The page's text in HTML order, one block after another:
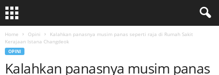
Home Opini
Kalahkan panasnya musim panas seperti raja di Rumah Sakit
Kerajaan Istana Changdeok
OPINI
Kalahkan panasnya musim panas